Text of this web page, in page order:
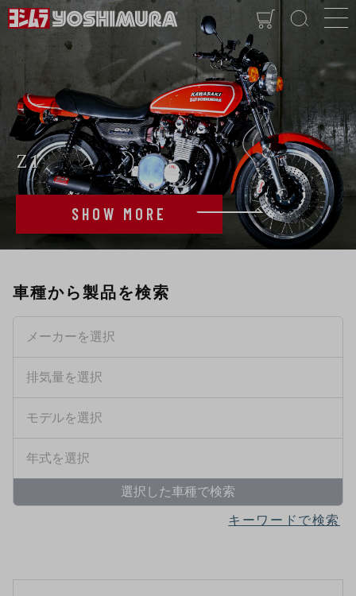
Z1
SHOW MORE
車種から製品を検索
選択した車種で検索
キーワードで検索